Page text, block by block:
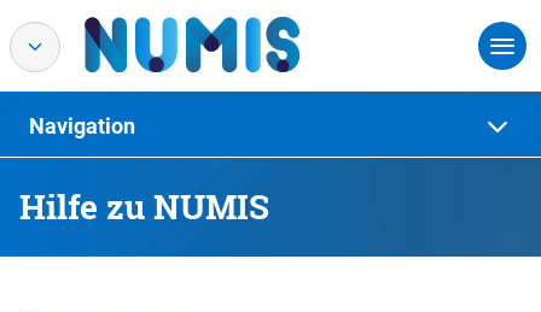
Hilfe zu NUMIS
Navigation